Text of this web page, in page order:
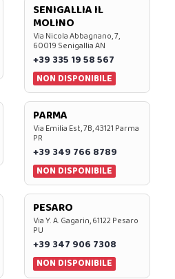
SENIGALLIA IL
MOLINO
Via Nicola Abbagnano, 7,
60019 Senigallia AN
+39 335 19 58 567
NON DISPONIBILE
PARMA
Via Emilia Est, 7B, 43121 Parma
PR
+39 349 766 8789
NON DISPONIBILE
PESARO
Via Y. A. Gagarin, 61122 Pesaro
PU
+39 347 906 7308
NON DISPONIBILE